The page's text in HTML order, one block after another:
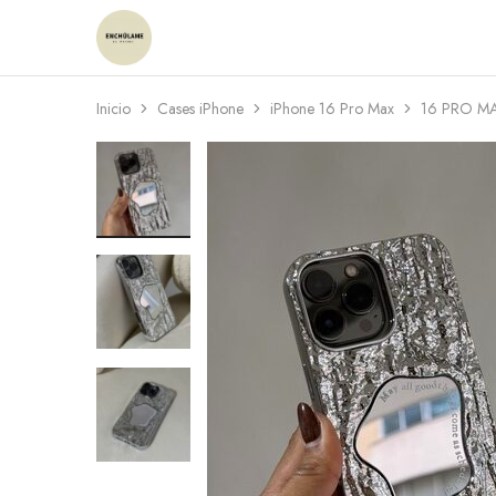
Enchulame
Tienda
Inicio Cases iPhone iPhone 16 Pro Max 16 PRO